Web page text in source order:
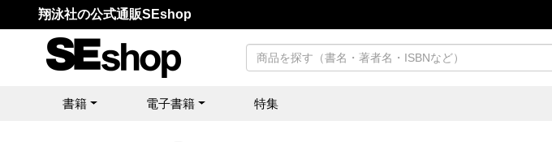
翔泳社の公式通販SEshop
書籍 電子書籍 特集